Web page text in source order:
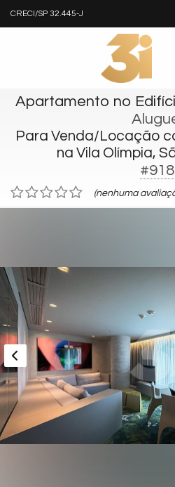
CRECI/SP 32.445-J
Apartamento no
Para Venda/Locação
na Vila Olímpia,
#918
(nenhuma